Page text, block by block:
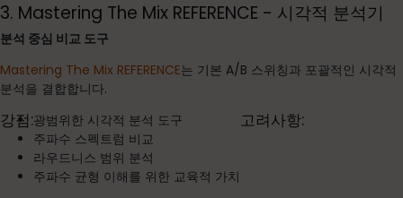
3. Mastering The Mix REFERENCE - 시각적 분석기
분석 중심 비교 도구
Mastering The Mix REFERENCE는 기본 A/B 스위칭과 포괄적인 시각적
분석을 결합합니다.
강점:광범위한 시각적 분석 도구
주파수 스펙트럼 비교
라우드니스 범위 분석
주파수 균형 이해를 위한 교육적 가치
고려사항: